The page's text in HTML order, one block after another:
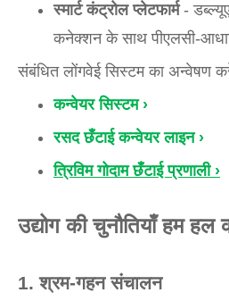
स्मार्ट कंट्रोल प्लेटफार्म-
कनेक्शन के साथ पीएलसी-
संबंधित लोंगवेई सिस्टम का अन्वेषण
कन्वेयर सिस्टम ›
रसद छँटाई कन्वेयर लाइन ›
त्रिविम गोदाम छँटाई प्रणाली ›
उद्योग की चुनौतियाँ हम
1. श्रम-गहन संचालन